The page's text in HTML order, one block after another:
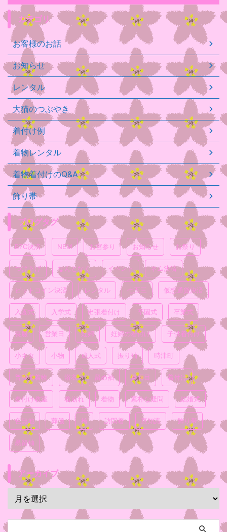
カテゴリ
お客様のお話
お知らせ
レンタル
大猫のつぶやき
着付け例
着物レンタル
着物着付けのQ&A
飾り帯
ブログタグ
BTC決済 NEM お宮参り お知らせ お祭り
つけ下げ なんとなく イベント ネム決済
ビットコイン決済 レンタル 七五三 仮想通貨決済
入園式 入学式 出張着付け 卒園式 卒業式
喪服 営業日 妊婦 妊婦の着付け 子供着付け
小ネタ 小物 成人式 振り袖 時津町
普段着着物 浴衣 留め袖 真面目 着付け
着付け教室 着崩れ 着物 素朴な疑問 結婚式
色無地 葬儀 袴 訪問着 豆知識 飾り帯
黒留袖
アーカイブ